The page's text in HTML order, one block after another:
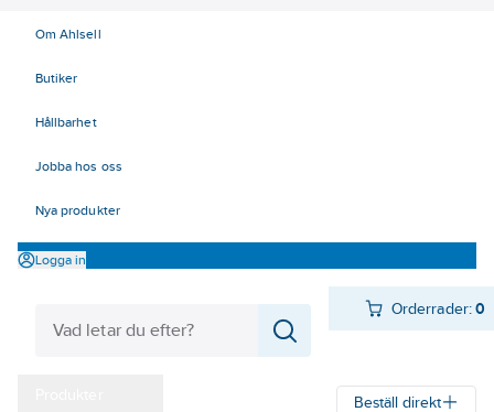
Om Ahlsell
Butiker
Hållbarhet
Jobba hos oss
Nya produkter
Logga in
Orderrader:0
Beställ direkt